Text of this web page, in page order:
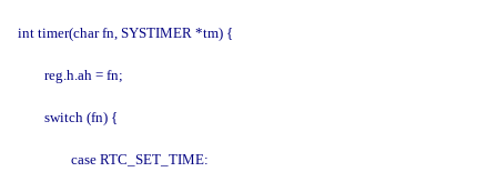
int timer(char fn, SYSTIMER *tm) {
        reg.h.ah = fn;
        switch (fn) {
                case RTC_SET_TIME: